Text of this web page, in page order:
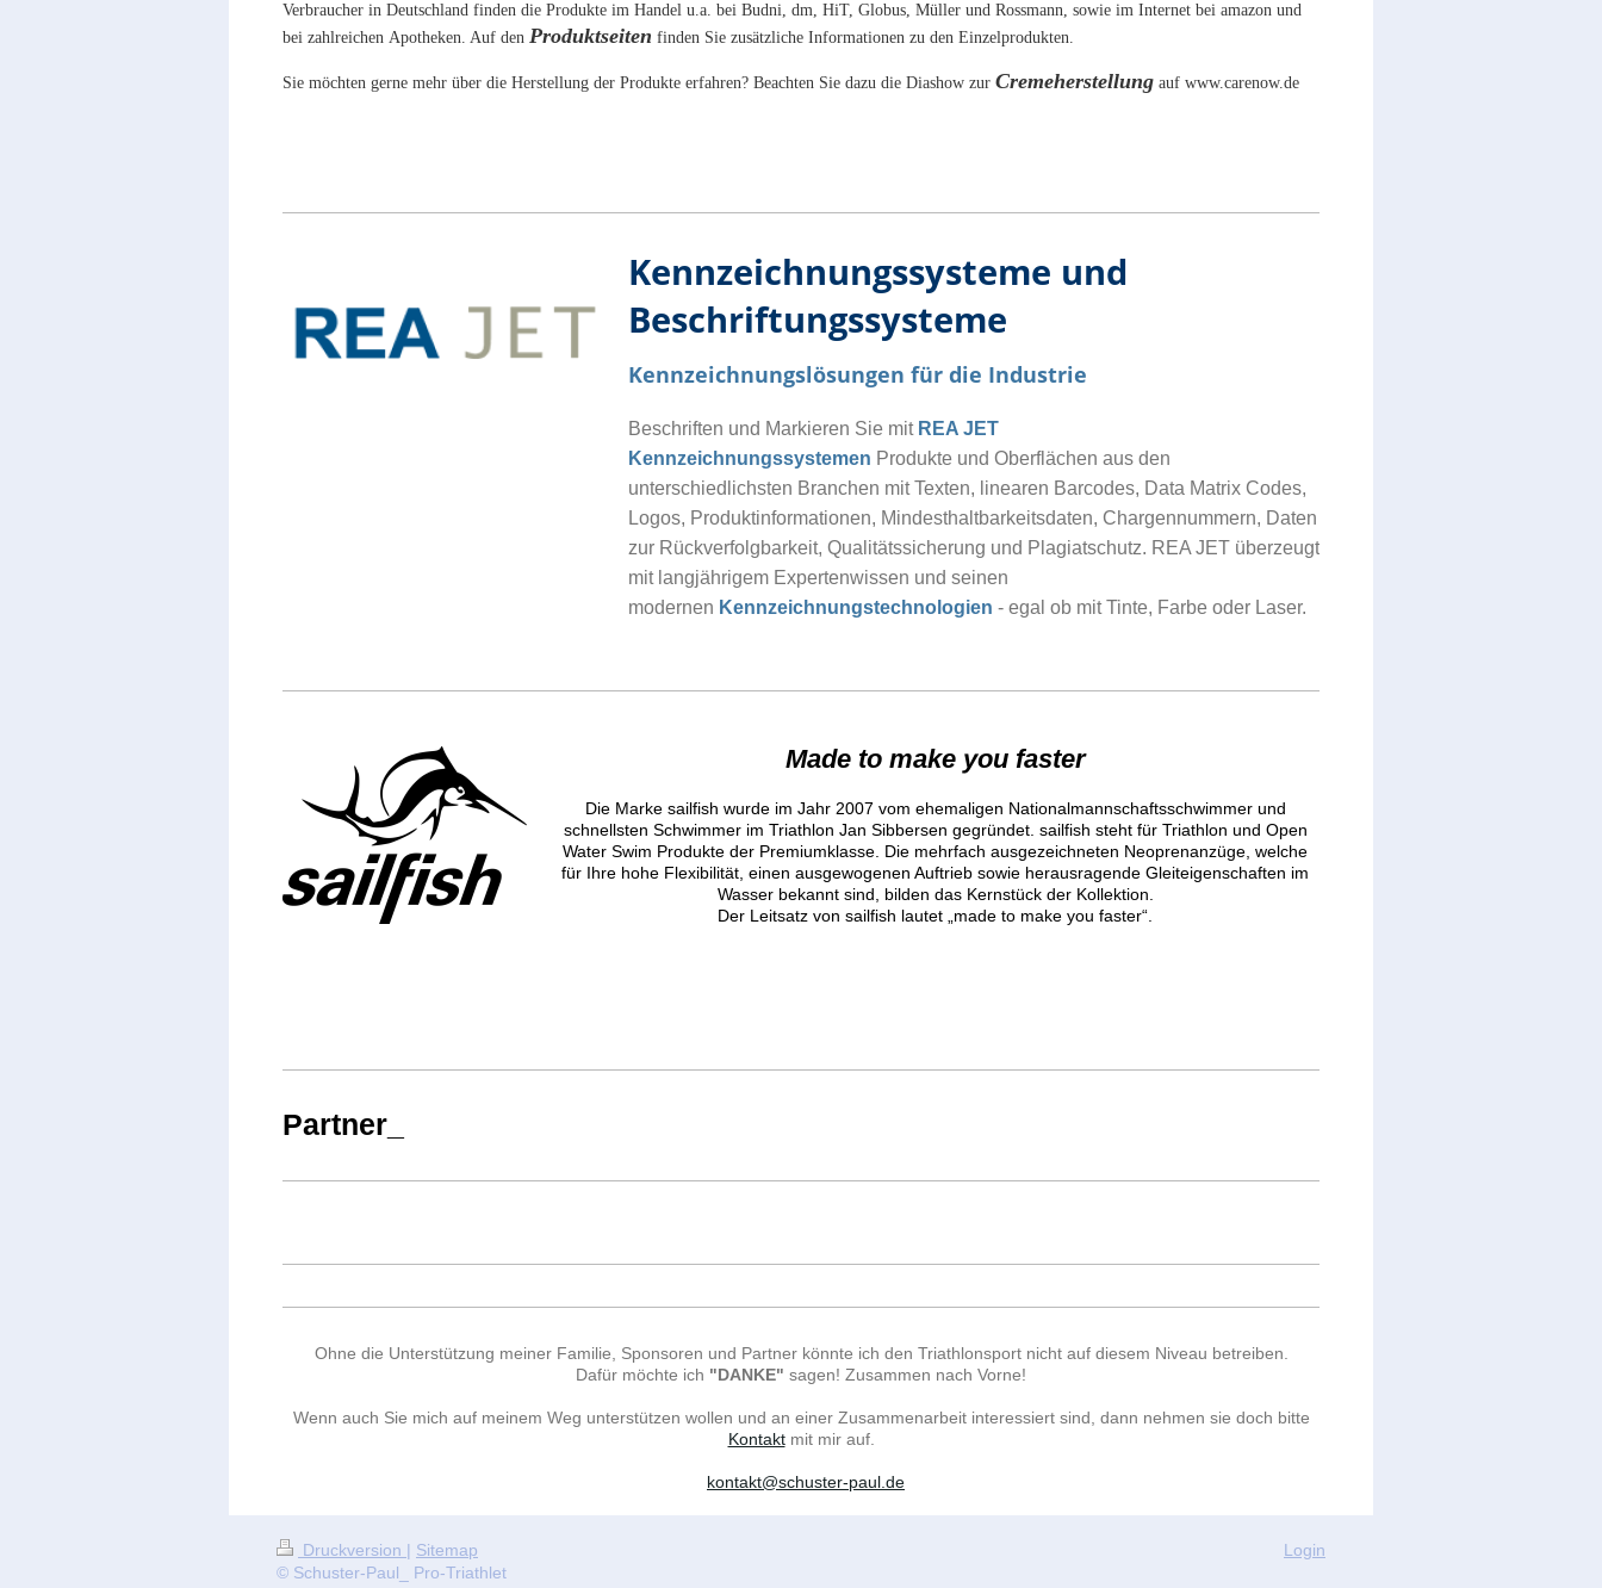
Verbraucher in Deutschland finden die Produkte im Handel u.a. bei Budni, dm, HiT, Globus, Müller und Rossmann, sowie im Internet bei amazon und
bei zahlreichen Apotheken. Auf den Produktseiten finden Sie zusätzliche Informationen zu den Einzelprodukten.
Sie möchten gerne mehr über die Herstellung der Produkte erfahren? Beachten Sie dazu die Diashow zur Cremeherstellung auf www.carenow.de
Kennzeichnungssysteme und
Beschriftungssysteme
Kennzeichnungslösungen für die Industrie
Beschriften und Markieren Sie mit REA JET
Kennzeichnungssystemen Produkte und Oberflächen aus den
unterschiedlichsten Branchen mit Texten, linearen Barcodes, Data Matrix Codes,
Logos, Produktinformationen, Mindesthaltbarkeitsdaten, Chargennummern, Daten
zur Rückverfolgbarkeit, Qualitätssicherung und Plagiatschutz. REA JET überzeugt
mit langjährigem Expertenwissen und seinen
modernen Kennzeichnungstechnologien - egal ob mit Tinte, Farbe oder Laser.
Made to make you faster
Die Marke sailfish wurde im Jahr 2007 vom ehemaligen Nationalmannschaftsschwimmer und
schnellsten Schwimmer im Triathlon Jan Sibbersen gegründet. sailfish steht für Triathlon und Open
Water Swim Produkte der Premiumklasse. Die mehrfach ausgezeichneten Neoprenanzüge, welche
für Ihre hohe Flexibilität, einen ausgewogenen Auftrieb sowie herausragende Gleiteigenschaften im
Wasser bekannt sind, bilden das Kernstück der Kollektion.
Der Leitsatz von sailfish lautet „made to make you faster“.
Partner_
Ohne die Unterstützung meiner Familie, Sponsoren und Partner könnte ich den Triathlonsport nicht auf diesem Niveau betreiben.
Dafür möchte ich "DANKE" sagen! Zusammen nach Vorne!
Wenn auch Sie mich auf meinem Weg unterstützen wollen und an einer Zusammenarbeit interessiert sind, dann nehmen sie doch bitte
Kontaktmit mir auf.
kontakt@schuster-paul.de
Druckversion | Sitemap
© Schuster-Paul_ Pro-Triathlet
Login